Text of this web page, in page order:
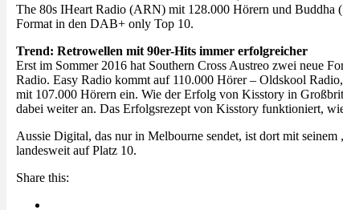
The 80s IHeart Radio (ARN) mit 128.000 Hörern und
Format in den DAB+ only Top 10.
Trend: Retrowellen mit 90er-Hits immer erfolgreicher
Erst im Sommer 2016 hat Southern Cross Austreo zwei neue
Radio. Easy Radio kommt auf 110.000 Hörer – Oldskool
mit 107.000 Hörern ein. Wie der Erfolg von Kisstory in
dabei weiter an. Das Erfolgsrezept von Kisstory funktioniert,
Aussie Digital, das nur in Melbourne sendet, ist dort mit
landesweit auf Platz 10.
Share this: